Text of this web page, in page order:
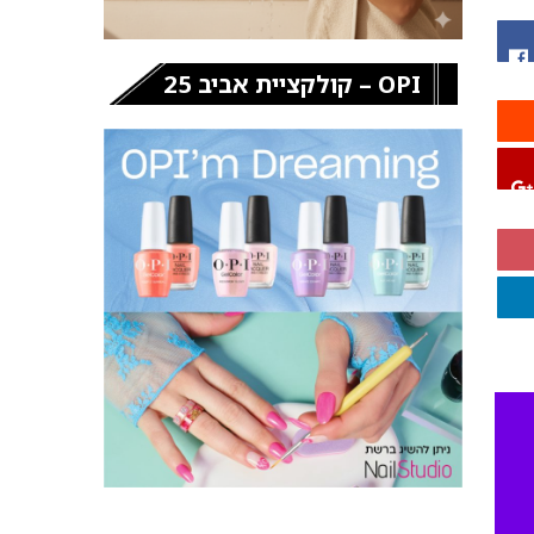
OPI – קולקציית אביב 25